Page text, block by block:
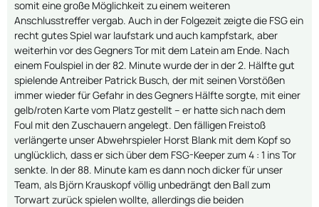
somit eine große Möglichkeit zu einem weiteren
Anschlusstreffer vergab. Auch in der Folgezeit zeigte die FSG ein
recht gutes Spiel war laufstark und auch kampfstark, aber
weiterhin vor des Gegners Tor mit dem Latein am Ende. Nach
einem Foulspiel in der 82. Minute wurde der in der 2. Hälfte gut
spielende Antreiber Patrick Busch, der mit seinen Vorstößen
immer wieder für Gefahr in des Gegners Hälfte sorgte, mit einer
gelb/roten Karte vom Platz gestellt – er hatte sich nach dem
Foul mit den Zuschauern angelegt. Den fälligen Freistoß
verlängerte unser Abwehrspieler Horst Blank mit dem Kopf so
unglücklich, dass er sich über dem FSG-Keeper zum 4 : 1 ins Tor
senkte. In der 88. Minute kam es dann noch dicker für unser
Team, als Björn Krauskopf völlig unbedrängt den Ball zum
Torwart zurück spielen wollte, allerdings die beiden